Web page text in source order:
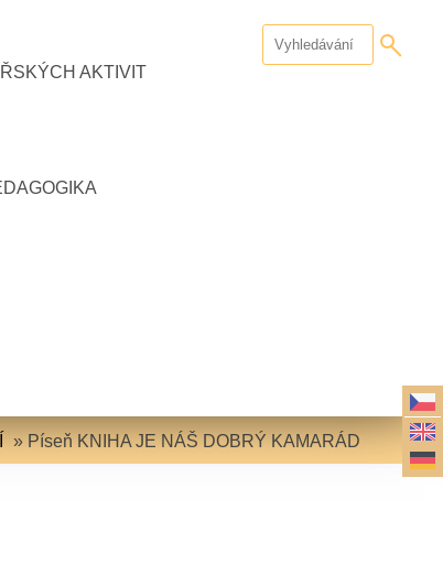
AKTIVIT
» Píseň KNIHA JE NÁŠ DOBRÝ KAMARÁD